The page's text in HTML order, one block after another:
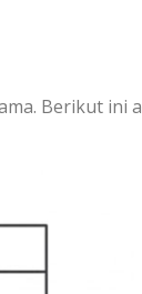
Berikut ini